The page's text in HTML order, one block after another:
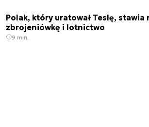
Polak, który uratował Teslę, stawia
zbrojeniówkę i lotnictwo
9 min.